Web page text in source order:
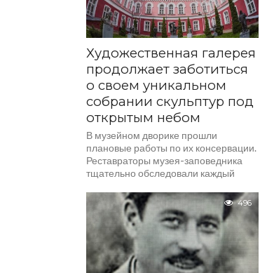
Художественная галерея
продолжает заботиться
о своем уникальном
собрании скульптур под
открытым небом
В музейном дворике прошли
плановые работы по их консервации.
Реставраторы музея-заповедника
тщательно обследовали каждый
состояние и, при необходимости,
провели...
496